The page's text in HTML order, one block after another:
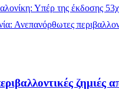
Υπέρ της έκδοσης
Ανεπανόρθωτες
ζημιές